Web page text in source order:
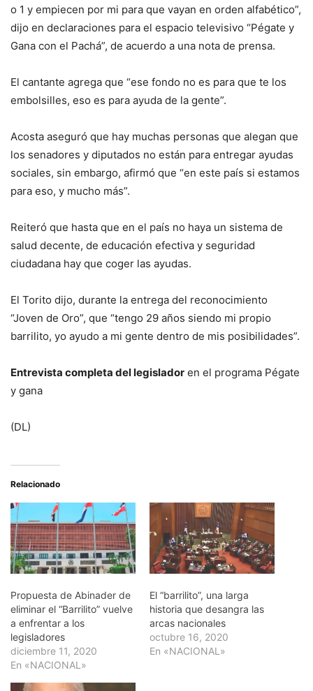
o 1 y empiecen por mi para que vayan en orden alfabético”,
dijo en declaraciones para el espacio televisivo “Pégate y
Gana con el Pachá”, de acuerdo a una nota de prensa.
El cantante agrega que “ese fondo no es para que te los
embolsilles, eso es para ayuda de la gente”.
Acosta aseguró que hay muchas personas que alegan que
los senadores y diputados no están para entregar ayudas
sociales, sin embargo, afirmó que “en este país si estamos
para eso, y mucho más”.
Reiteró que hasta que en el país no haya un sistema de
salud decente, de educación efectiva y seguridad
ciudadana hay que coger las ayudas.
El Torito dijo, durante la entrega del reconocimiento
“Joven de Oro”, que “tengo 29 años siendo mi propio
barrilito, yo ayudo a mi gente dentro de mis posibilidades”.
Entrevista completa del legislador en el programa Pégate
y gana
(DL)
Relacionado
Propuesta de Abinader de
eliminar el “Barrilito” vuelve
a enfrentar a los
legisladores
diciembre 11, 2020
En «NACIONAL»
El “barrilito”, una larga
historia que desangra las
arcas nacionales
octubre 16, 2020
En «NACIONAL»